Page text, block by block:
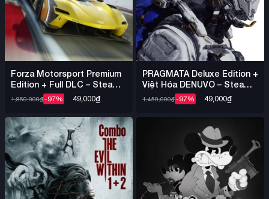
Forza Motorsport Premium
Edition + Full DLC – Steam
Offline
1,850,000₫-97% 49,000₫
PRAGMATA Deluxe Edition +
Việt Hóa DENUVO – Steam
Offline
1,450,000₫-97% 49,000₫